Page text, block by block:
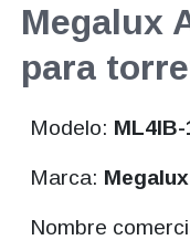
Megalux
para
Modelo: ML4IB-
Marca: Megalux
Nombre